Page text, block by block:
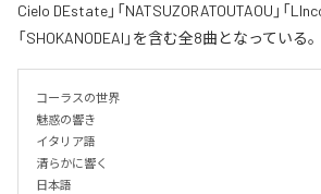
Cielo DEstate」「NATSUZORATOUTAOU」「
「SHOKANODEAI」を含む全8曲となっている。
コーラスの世界
魅惑の響き
イタリア語
清らかに響く
日本語